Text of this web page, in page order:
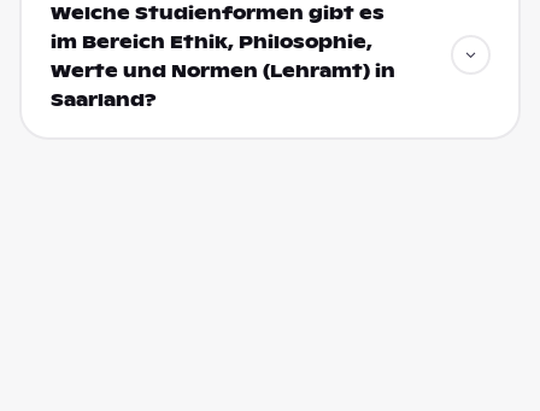
Welche Studienformen gibt es
im Bereich Ethik, Philosophie,
Werte und Normen (Lehramt) in
Saarland?